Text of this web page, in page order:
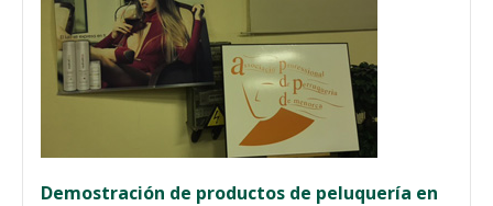
Demostración de productos de peluquería en